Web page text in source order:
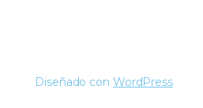
Diseñado con WordPress